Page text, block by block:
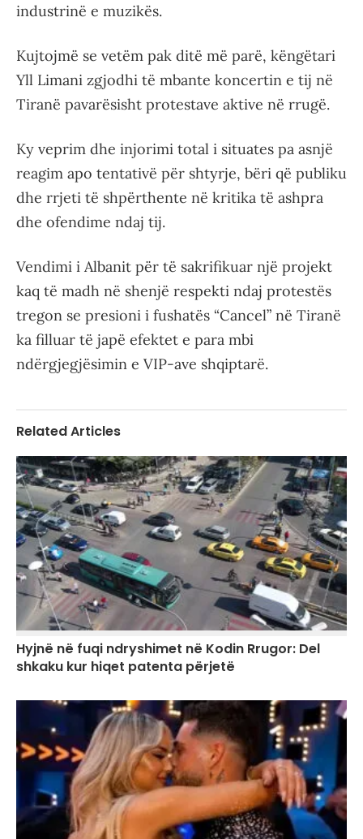
industrinë e muzikës.
Kujtojmë se vetëm pak ditë më parë, këngëtari
Yll Limani zgjodhi të mbante koncertin e tij në
Tiranë pavarësisht protestave aktive në rrugë.
Ky veprim dhe injorimi total i situates pa asnjë
reagim apo tentativë për shtyrje, bëri që publiku
dhe rrjeti të shpërthente në kritika të ashpra
dhe ofendime ndaj tij.
Vendimi i Albanit për të sakrifikuar një projekt
kaq të madh në shenjë respekti ndaj protestës
tregon se presioni i fushatës “Cancel” në Tiranë
ka filluar të japë efektet e para mbi
ndërgjegjësimin e VIP-ave shqiptarë.
Related Articles
Hyjnë në fuqi ndryshimet në Kodin Rrugor: Del
shkaku kur hiqet patenta përjetë